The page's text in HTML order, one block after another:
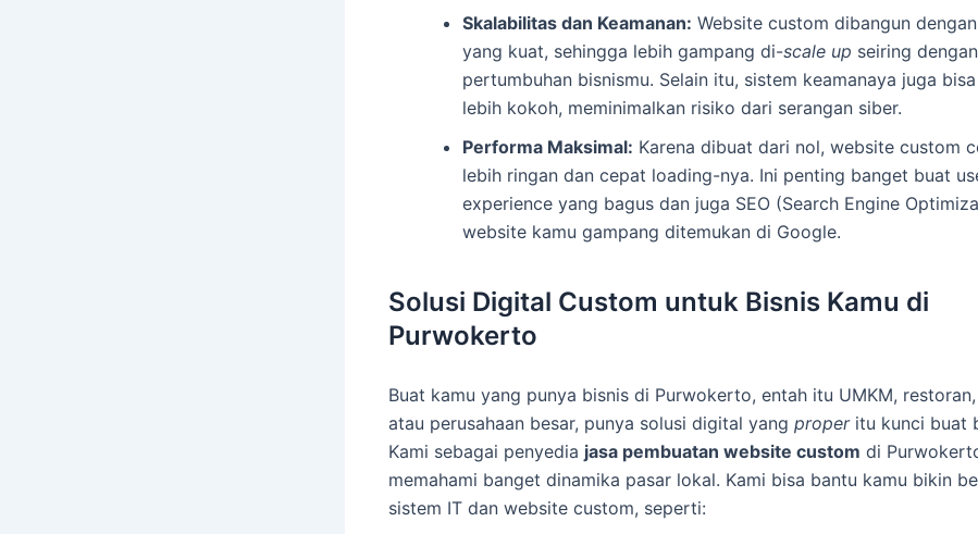
Skalabilitas dan Keamanan: Website custom dibangun
yang kuat, sehingga lebih gampang di-scale up seiring dengan
pertumbuhan bisnismu. Selain itu, sistem keamanaya juga
lebih kokoh, meminimalkan risiko dari serangan siber.
Performa Maksimal: Karena dibuat dari nol, website custom
lebih ringan dan cepat loading-nya. Ini penting banget buat
experience yang bagus dan juga SEO (Search Engine
website kamu gampang ditemukan di Google.
Solusi Digital Custom untuk Bisnis Kamu di
Purwokerto
Buat kamu yang punya bisnis di Purwokerto, entah itu UMKM,
atau perusahaan besar, punya solusi digital yang properitu kunci buat
Kami sebagai penyedia jasa pembuatan website custom di
memahami banget dinamika pasar lokal. Kami bisa bantu kamu bikin
sistem IT dan website custom, seperti: